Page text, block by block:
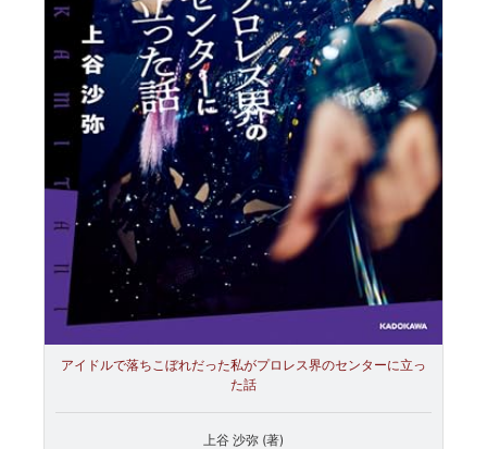
アイドルで落ちこぼれだった私がプロレス界のセンターに立っ
た話
上谷 沙弥 (著)